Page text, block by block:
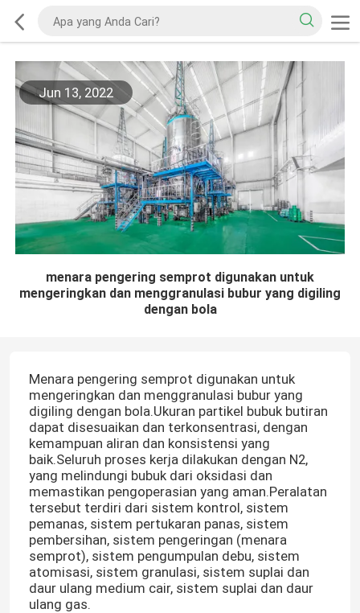
Jun 13, 2022
menara pengering semprot digunakan untuk
mengeringkan dan menggranulasi bubur yang digiling
dengan bola
Menara pengering semprot digunakan untuk
mengeringkan dan menggranulasi bubur yang
digiling dengan bola.Ukuran partikel bubuk butiran
dapat disesuaikan dan terkonsentrasi, dengan
kemampuan aliran dan konsistensi yang
baik.Seluruh proses kerja dilakukan dengan N2,
yang melindungi bubuk dari oksidasi dan
memastikan pengoperasian yang aman.Peralatan
tersebut terdiri dari sistem kontrol, sistem
pemanas, sistem pertukaran panas, sistem
pembersihan, sistem pengeringan (menara
semprot), sistem pengumpulan debu, sistem
atomisasi, sistem granulasi, sistem suplai dan
daur ulang medium cair, sistem suplai dan daur
ulang gas.